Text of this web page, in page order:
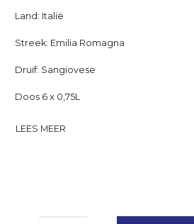
Land: Italië
Streek: Emilia Romagna
Druif: Sangiovese
Doos 6 x 0,75L
LEES MEER